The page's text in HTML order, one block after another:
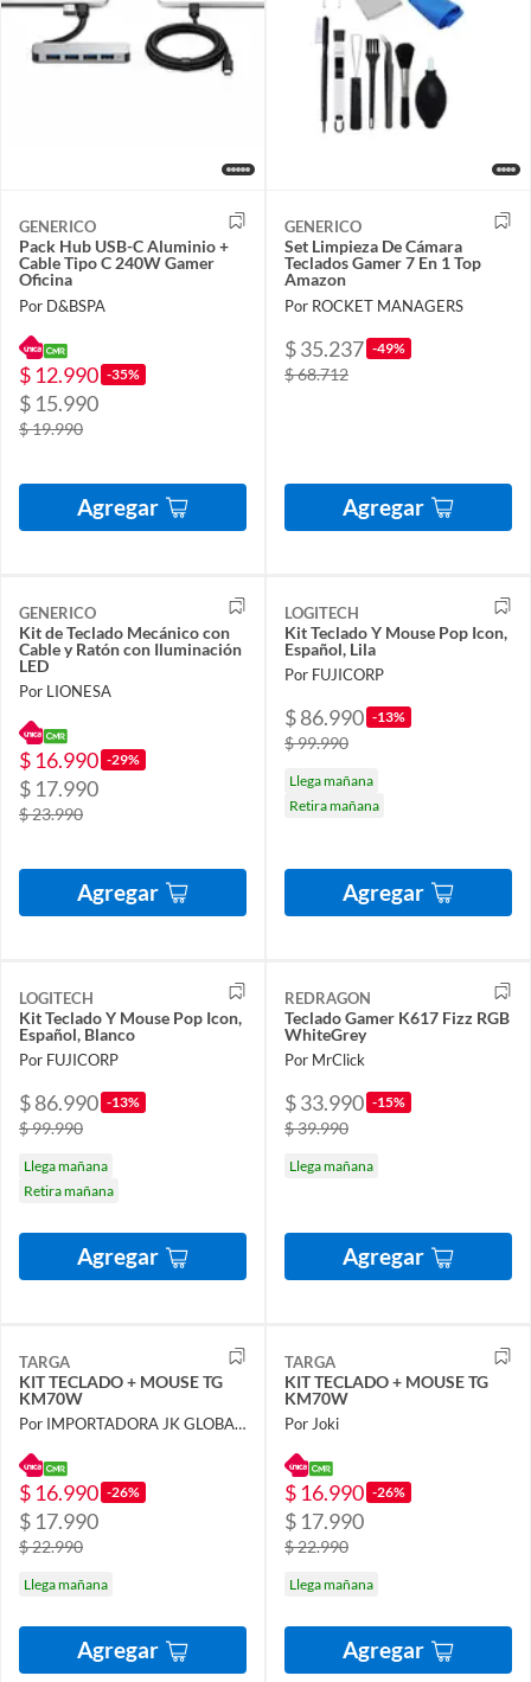
GENERICO
Pack Hub USB-C Aluminio +
Cable Tipo C 240W Gamer
Oficina
Por D&BSPA
$ 12.990 -35%
$ 15.990
$ 19.990
Agregar
GENERICO
Set Limpieza De Cámara
Teclados Gamer 7 En 1 Top
Amazon
Por ROCKET MANAGERS
$ 35.237 -49%
$ 68.712
Agregar
GENERICO
Kit de Teclado Mecánico con
Cable y Ratón con Iluminación
LED
Por LIONESA
$ 16.990 -29%
$ 17.990
$ 23.990
Agregar
LOGITECH
Kit Teclado Y Mouse Pop Icon,
Español, Lila
Por FUJICORP
$ 86.990 -13%
$ 99.990
Llega mañana
Retira mañana
Agregar
LOGITECH
Kit Teclado Y Mouse Pop Icon,
Español, Blanco
Por FUJICORP
$ 86.990 -13%
$ 99.990
Llega mañana
Retira mañana
Agregar
REDRAGON
Teclado Gamer K617 Fizz RGB
WhiteGrey
Por MrClick
$ 33.990 -15%
$ 39.990
Llega mañana
Agregar
TARGA
KIT TECLADO + MOUSE TG
KM70W
Por IMPORTADORA JK GLOBAL SPA
$ 16.990 -26%
$ 17.990
$ 22.990
Llega mañana
Agregar
TARGA
KIT TECLADO + MOUSE TG
KM70W
Por Joki
$ 16.990 -26%
$ 17.990
$ 22.990
Llega mañana
Agregar